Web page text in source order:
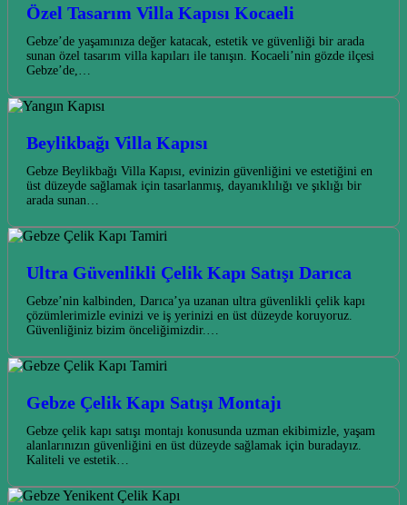
Özel Tasarım Villa Kapısı Kocaeli
Gebze’de yaşamınıza değer katacak, estetik ve güvenliği bir arada
sunan özel tasarım villa kapıları ile tanışın. Kocaeli’nin gözde ilçesi
Gebze’de,…
Beylikbağı Villa Kapısı
Gebze Beylikbağı Villa Kapısı, evinizin güvenliğini ve estetiğini en
üst düzeyde sağlamak için tasarlanmış, dayanıklılığı ve şıklığı bir
arada sunan…
Ultra Güvenlikli Çelik Kapı Satışı Darıca
Gebze’nin kalbinden, Darıca’ya uzanan ultra güvenlikli çelik kapı
çözümlerimizle evinizi ve iş yerinizi en üst düzeyde koruyoruz.
Güvenliğiniz bizim önceliğimizdir.…
Gebze Çelik Kapı Satışı Montajı
Gebze çelik kapı satışı montajı konusunda uzman ekibimizle, yaşam
alanlarınızın güvenliğini en üst düzeyde sağlamak için buradayız.
Kaliteli ve estetik…